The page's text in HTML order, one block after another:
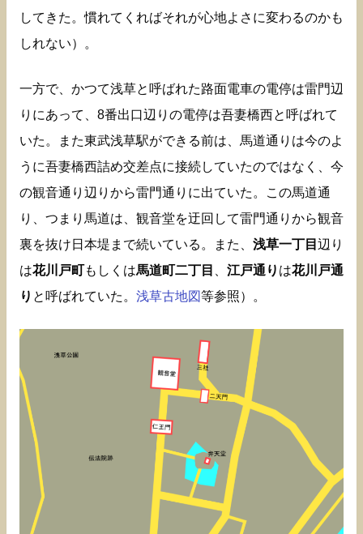
してきた。慣れてくればそれが心地よさに変わるのかも
しれない）。
一方で、かつて浅草と呼ばれた路面電車の電停は雷門辺
りにあって、8番出口辺りの電停は吾妻橋西と呼ばれて
いた。また東武浅草駅ができる前は、馬道通りは今のよ
うに吾妻橋西詰め交差点に接続していたのではなく、今
の観音通り辺りから雷門通りに出ていた。この馬道通
り、つまり馬道は、観音堂を迂回して雷門通りから観音
裏を抜け日本堤まで続いている。また、 浅草一丁目 辺り
は花川戸町もしくは馬道町二丁目 江戸通り は花川戸通
り と呼ばれていた。 浅草古地図等参照）。